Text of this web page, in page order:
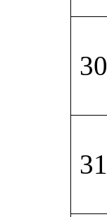
30
31